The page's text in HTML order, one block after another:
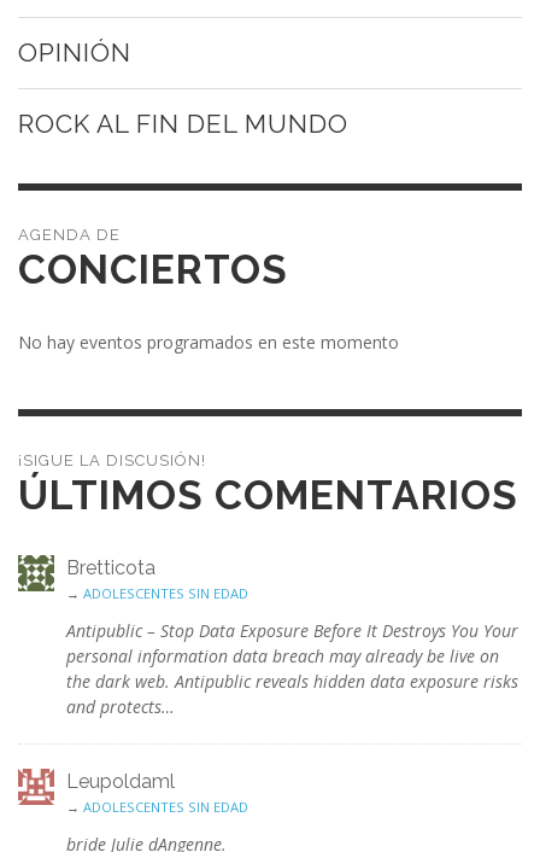
OPINIÓN
ROCK AL FIN DEL MUNDO
CONCIERTOS
No hay eventos programados en este momento
¡SIGUE LA DISCUSIÓN!
ÚLTIMOS COMENTARIOS
Bretticota
→ ADOLESCENTES SIN EDAD
Antipublic – Stop Data Exposure Before It Destroys You Your
personal information data breach may already be live on
the dark web. Antipublic reveals hidden data exposure risks
and protects…
Leupoldaml
→ ADOLESCENTES SIN EDAD
bride Julie dAngenne.